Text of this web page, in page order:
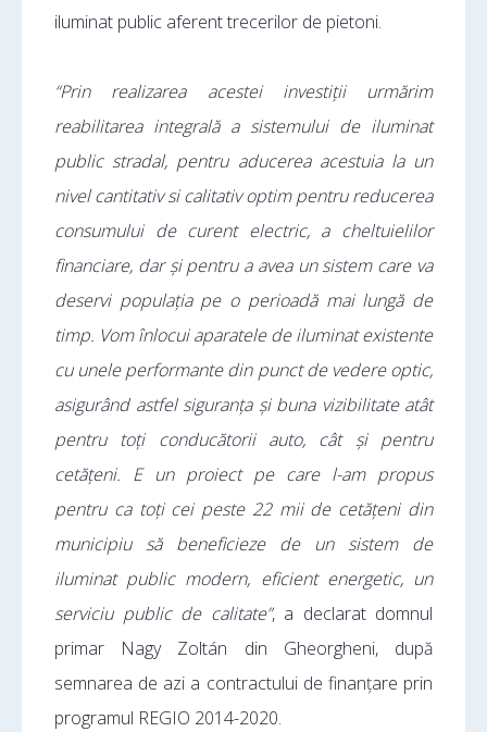
iluminat public aferent trecerilor de pietoni.
“Prin realizarea acestei investiții urmărim
reabilitarea integrală a sistemului de iluminat
public stradal, pentru aducerea acestuia la un
nivel cantitativ si calitativ optim pentru reducerea
consumului de curent electric, a cheltuielilor
financiare, dar și pentru a avea un sistem care va
deservi populația pe o perioadă mai lungă de
timp. Vom înlocui aparatele de iluminat existente
cu unele performante din punct de vedere optic,
asigurând astfel siguranța și buna vizibilitate atât
pentru toți conducătorii auto, cât și pentru
cetățeni. E un proiect pe care l-am propus
pentru ca toți cei peste 22 mii de cetățeni din
municipiu să beneficieze de un sistem de
iluminat public modern, eficient energetic, un
serviciu public de calitate”, a declarat domnul
primar Nagy Zoltán din Gheorgheni, după
semnarea de azi a contractului de finanțare prin
programul REGIO 2014-2020.